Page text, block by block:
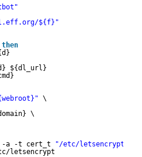
${f}"
then
${dl_url}
\
\
-a -t cert_t
"/etc/letsencrypt(/
letsencrypt